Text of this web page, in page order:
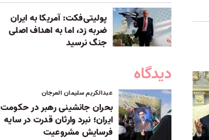
پولیتی‌فکت: آمریکا به ایران
ضربه زد، اما به اهداف اصلی
جنگ نرسید
دیدگاه
عبدالکریم سلیمان العرجان
بحران جانشینی رهبر در حکومت
ایران؛ نبرد وارثان قدرت در سایه
فرسایش مشروعیت